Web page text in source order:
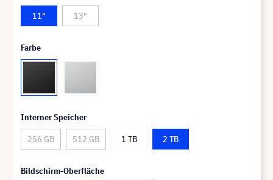
11"
13"
Farbe
Interner Speicher
256 GB
512 GB 1 TB 2 TB
Bildschirm-Oberfläche